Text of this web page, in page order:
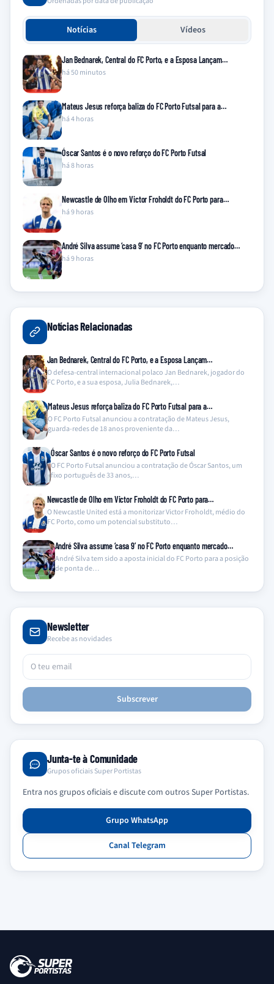
Notícias Vídeos
Jan Bednarek, Central do FC Porto, e a Esposa Lançam…
há 50 minutos
Mateus Jesus reforça baliza do FC Porto Futsal para a…
há 4 horas
Óscar Santos é o novo reforço do FC Porto Futsal
há 8 horas
Newcastle de Olho em Victor Froholdt do FC Porto para…
há 9 horas
André Silva assume ‘casa 9’ no FC Porto enquanto mercado…
há 9 horas
Notícias Relacionadas
Jan Bednarek, Central do FC Porto, e a Esposa Lançam…
O defesa-central internacional polaco Jan Bednarek, jogador do
FC Porto, e a sua esposa, Julia Bednarek,…
Mateus Jesus reforça baliza do FC Porto Futsal para a…
O FC Porto Futsal anunciou a contratação de Mateus Jesus,
guarda-redes de 18 anos proveniente da…
Óscar Santos é o novo reforço do FC Porto Futsal
O FC Porto Futsal anunciou a contratação de Óscar Santos, um
fixo português de 33 anos,…
Newcastle de Olho em Victor Froholdt do FC Porto para…
O Newcastle United está a monitorizar Victor Froholdt, médio do
FC Porto, como um potencial substituto…
André Silva assume ‘casa 9’ no FC Porto enquanto mercado…
André Silva tem sido a aposta inicial do FC Porto para a posição
de ponta de…
Newsletter
Recebe as novidades
Subscrever
Junta-te à Comunidade
Grupos oficiais Super Portistas
Entra nos grupos oficiais e discute com outros Super Portistas.
Grupo WhatsApp
Canal Telegram